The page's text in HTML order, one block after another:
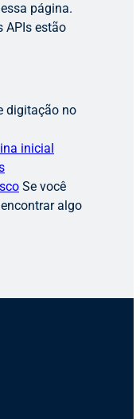
página.
APIs estão
digitação no
inicial
Se você
algo